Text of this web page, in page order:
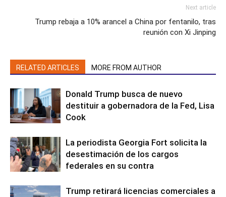
Next article
Trump rebaja a 10% arancel a China por fentanilo, tras
reunión con Xi Jinping
RELATED ARTICLES MORE FROM AUTHOR
Donald Trump busca de nuevo
destituir a gobernadora de la Fed, Lisa
Cook
La periodista Georgia Fort solicita la
desestimación de los cargos
federales en su contra
Trump retirará licencias comerciales a